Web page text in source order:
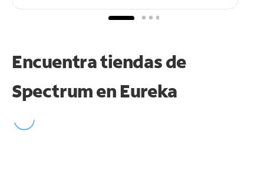
Encuentra tiendas de
Spectrum en Eureka